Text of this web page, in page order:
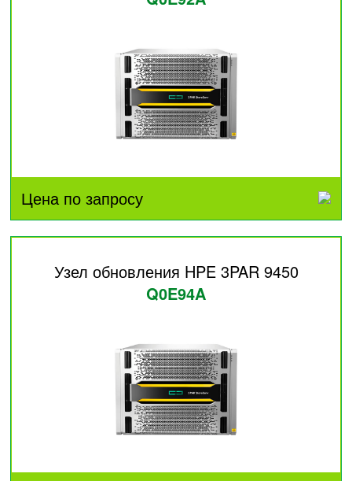
Цена по запросу
Узел обновления HPE 3PAR 9450
Q0E94A